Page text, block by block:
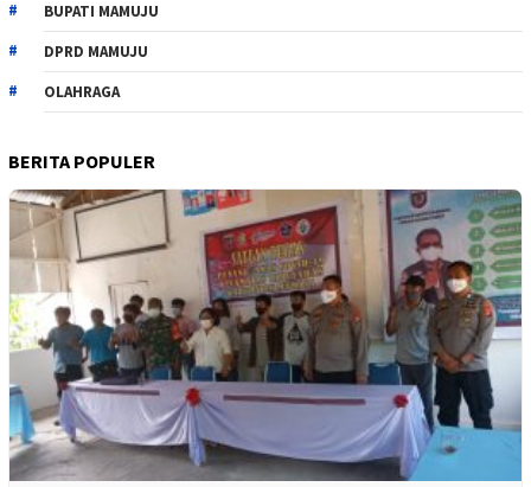
BUPATI MAMUJU
DPRD MAMUJU
OLAHRAGA
BERITA POPULER